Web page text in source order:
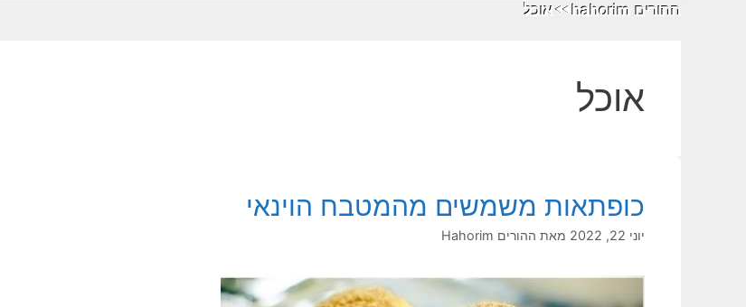
ההורים hahorim ◄◄ אוכל
אוכל
כופתאות משמשים מהמטבח הוינאי
יוני 22, 2022 מאת ההורים Hahorim